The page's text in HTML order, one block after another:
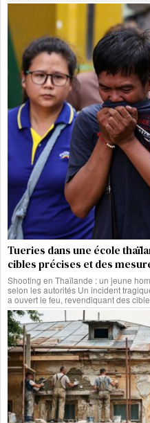
Tueries dans une école
cibles précises et des
Shooting en Thaïlande : un jeune
selon les autorités Un incident
a ouvert le feu, revendiquant des